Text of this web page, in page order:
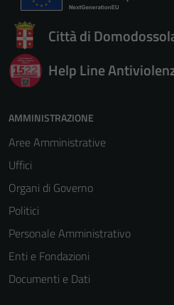
Città di
Help Line
AMMINISTRAZIONE
Aree Amministrative
Uffici
Organi di Governo
Politici
Personale Amministrativo
Enti e Fondazioni
Documenti e Dati